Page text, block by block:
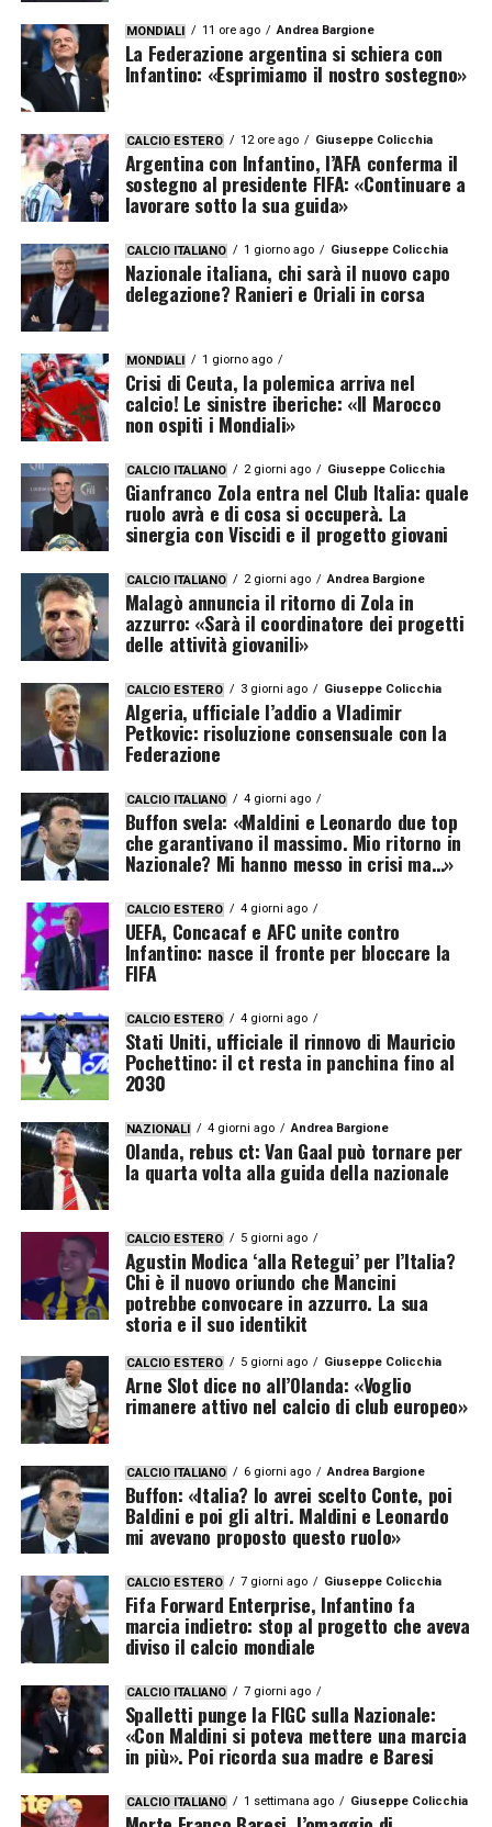
MONDIALI 11 ore ago Andrea Bargione
La Federazione argentina si schiera con
Infantino: «Esprimiamo il nostro sostegno»
CALCIO ESTERO 12 ore ago Giuseppe Colicchia
Argentina con Infantino, l’AFA conferma il
sostegno al presidente FIFA: «Continuare a
lavorare sotto la sua guida»
CALCIO ITALIANO 1 giorno ago Giuseppe Colicchia
Nazionale italiana, chi sarà il nuovo capo
delegazione? Ranieri e Oriali in corsa
MONDIALI 1 giorno ago
Crisi di Ceuta, la polemica arriva nel
calcio! Le sinistre iberiche: «Il Marocco
non ospiti i Mondiali»
CALCIO ITALIANO 2 giorni ago Giuseppe Colicchia
Gianfranco Zola entra nel Club Italia: quale
ruolo avrà e di cosa si occuperà. La
sinergia con Viscidi e il progetto giovani
CALCIO ITALIANO 2 giorni ago Andrea Bargione
Malagò annuncia il ritorno di Zola in
azzurro: «Sarà il coordinatore dei progetti
delle attività giovanili»
CALCIO ESTERO 3 giorni ago Giuseppe Colicchia
Algeria, ufficiale l’addio a Vladimir
Petkovic: risoluzione consensuale con la
Federazione
CALCIO ITALIANO 4 giorni ago
Buffon svela: «Maldini e Leonardo due top
che garantivano il massimo. Mio ritorno in
Nazionale? Mi hanno messo in crisi ma…»
CALCIO ESTERO 4 giorni ago
UEFA, Concacaf e AFC unite contro
Infantino: nasce il fronte per bloccare la
FIFA
CALCIO ESTERO 4 giorni ago
Stati Uniti, ufficiale il rinnovo di Mauricio
Pochettino: il ct resta in panchina fino al
2030
NAZIONALI 4 giorni ago Andrea Bargione
Olanda, rebus ct: Van Gaal può tornare per
la quarta volta alla guida della nazionale
CALCIO ESTERO 5 giorni ago
Agustin Modica ‘alla Retegui’ per l’Italia?
Chi è il nuovo oriundo che Mancini
potrebbe convocare in azzurro. La sua
storia e il suo identikit
CALCIO ESTERO 5 giorni ago Giuseppe Colicchia
Arne Slot dice no all’Olanda: «Voglio
rimanere attivo nel calcio di club europeo»
CALCIO ITALIANO 6 giorni ago Andrea Bargione
Buffon: «Italia? Io avrei scelto Conte, poi
Baldini e poi gli altri. Maldini e Leonardo
mi avevano proposto questo ruolo»
CALCIO ESTERO 7 giorni ago Giuseppe Colicchia
Fifa Forward Enterprise, Infantino fa
marcia indietro: stop al progetto che aveva
diviso il calcio mondiale
CALCIO ITALIANO 7 giorni ago
Spalletti punge la FIGC sulla Nazionale:
«Con Maldini si poteva mettere una marcia
in più». Poi ricorda sua madre e Baresi
CALCIO ITALIANO 1 settimana ago Giuseppe Colicchia